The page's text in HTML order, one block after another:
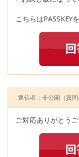
こちらは
返信者：非公開 （質問
ご対応ありがとう